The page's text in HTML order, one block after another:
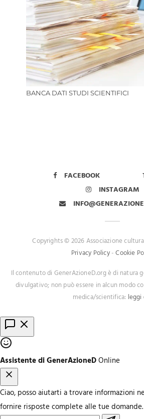
BANCA DATI STUDI SCIENTIFICI
FACEBOOK
INSTAGRAM
Copyrights © 2026 Associazione
Privacy Policy-Cookie
Il contenuto di GenerAzioneD.org è di natura
divulgativo; non può essere in alcun modo
medica/scientifica: leggi
Assistente di GenerAzioneDOnline
Ciao, posso aiutarti a trovare informazioni
fornire risposte complete alle tue domande.